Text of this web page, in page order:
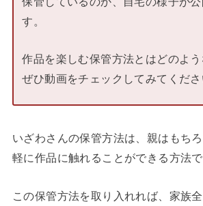
す。
作品を楽しむ保管方法とはどのよう
ぜひ動画をチェックしてみてくださ
いざわさんの保管方法は、親はもち
軽に作品に触れることができる方法で
この保管方法を取り入れれば、家族